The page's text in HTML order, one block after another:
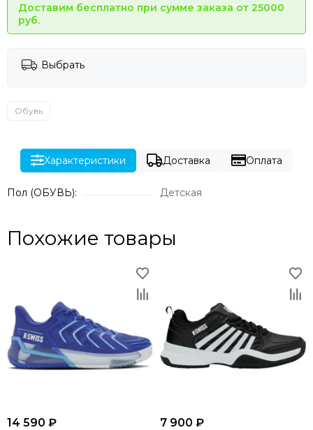
Доставим бесплатно при сумме заказа от 25000
руб.
Выбрать
Обувь
Характеристики Доставка Оплата
Пол (ОБУВЬ): Детская
Похожие товары
14 590 ₽ 7 900 ₽